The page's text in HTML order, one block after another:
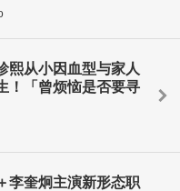
熙从小因血型与家人
！「曾烦恼是否要寻
李奎炯主演新形态职